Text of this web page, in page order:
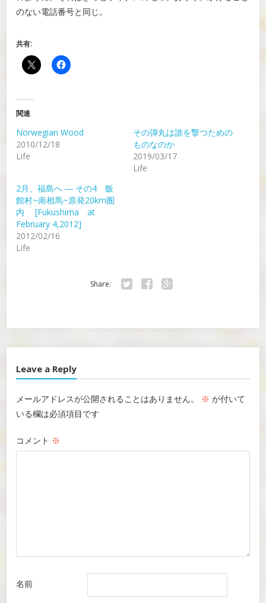
のない電話番号と同じ。
共有:
関連
Norwegian Wood
2010/12/18
Life
その弾丸は誰を撃つための
ものなのか
2019/03/17
Life
2月、福島へ ― その4 飯
館村~南相馬~原発20km圏
内 [Fukushima at
February 4,2012]
2012/02/16
Life
Share:
Leave a Reply
メールアドレスが公開されることはありません。 ※ が付いて
いる欄は必須項目です
コメント ※
名前